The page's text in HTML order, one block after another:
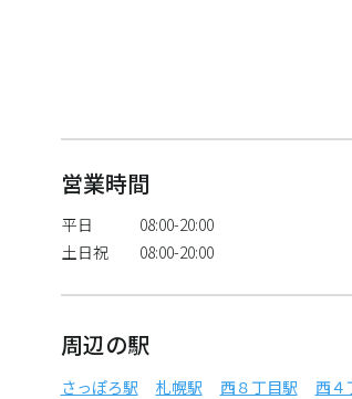
営業時間
平日
08:00-20:00
土日祝
08:00-20:00
周辺の駅
さっぽろ駅 札幌駅 西８丁目駅 西４